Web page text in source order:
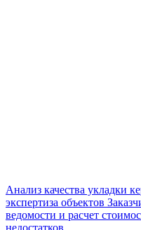
Анализ качества укладки
экспертиза объектов
ведомости и расчет
недостатков.